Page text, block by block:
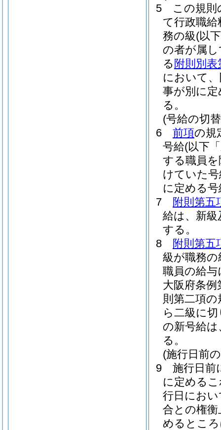
5
この規則
て行政職
務の級(以
の者が属
る 附則別表
において
事が別に
る。
(号給の切
6
前項の規
号給(以下
する職員
けていた
に定める
7
附則第五
給は、新
する。
8
附則第五
級が職務
職員の給
大阪府条
則第二項
ら二級に
の新号給
る。
(施行日前
9
施行日前
に定める
行日にお
合との権
めるとこ